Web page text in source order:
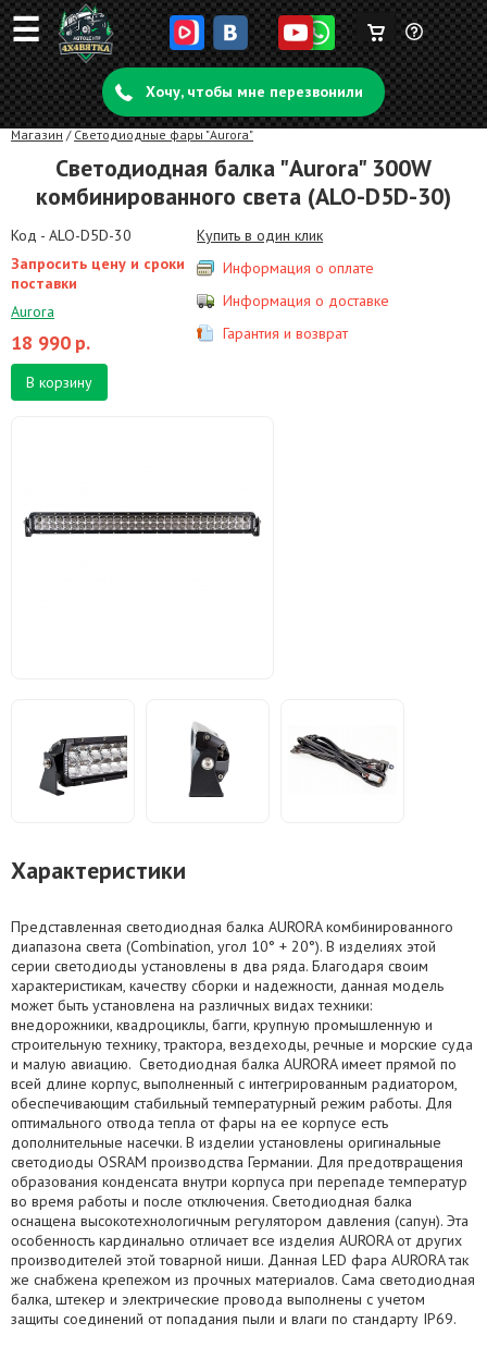
☰ Задать
вопрос
Корзина
пуста
Хочу, чтобы мне перезвонили
Магазин / Светодиодные фары "Aurora"
Светодиодная балка "Aurora" 300W
комбинированного света (ALO-D5D-30)
Код - ALO-D5D-30
Запросить цену и сроки
поставки
Aurora
18 990 р.
В корзину
Купить в один клик
Информация о оплате
Информация о доставке
Гарантия и возврат
Характеристики
Представленная светодиодная балка AURORA комбинированного
диапазона света (Combination, угол 10° + 20°). В изделиях этой
серии светодиоды установлены в два ряда. Благодаря своим
характеристикам, качеству сборки и надежности, данная модель
может быть установлена на различных видах техники:
внедорожники, квадроциклы, багги, крупную промышленную и
строительную технику, трактора, вездеходы, речные и морские суда
и малую авиацию. Светодиодная балка AURORA имеет прямой по
всей длине корпус, выполненный с интегрированным радиатором,
обеспечивающим стабильный температурный режим работы. Для
оптимального отвода тепла от фары на ее корпусе есть
дополнительные насечки. В изделии установлены оригинальные
светодиоды OSRAM производства Германии. Для предотвращения
образования конденсата внутри корпуса при перепаде температур
во время работы и после отключения. Светодиодная балка
оснащена высокотехнологичным регулятором давления (сапун). Эта
особенность кардинально отличает все изделия AURORA от других
производителей этой товарной ниши. Данная LED фара AURORA так
же снабжена крепежом из прочных материалов. Сама светодиодная
балка, штекер и электрические провода выполнены с учетом
защиты соединений от попадания пыли и влаги по стандарту IP69.